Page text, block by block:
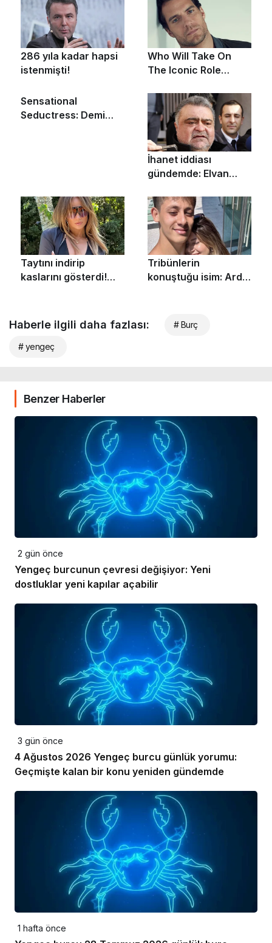
Haberle ilgili daha fazlası: # Burç
# yengeç
Benzer Haberler
2 gün önce
Yengeç burcunun çevresi değişiyor: Yeni
dostluklar yeni kapılar açabilir
3 gün önce
4 Ağustos 2026 Yengeç burcu günlük yorumu:
Geçmişte kalan bir konu yeniden gündemde
1 hafta önce